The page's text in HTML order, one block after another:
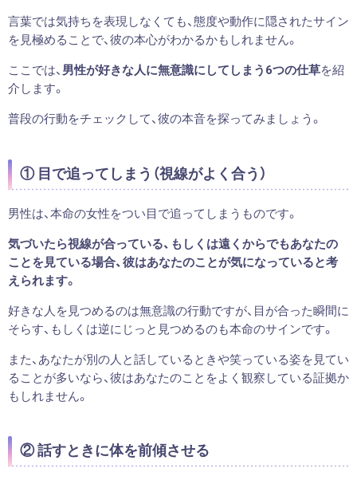
言葉では気持ちを表現しなくても、態度や動作に隠されたサイン
を見極めることで、彼の本心がわかるかもしれません。
ここでは、男性が好きな人に無意識にしてしまう6つの仕草を紹
介します。
普段の行動をチェックして、彼の本音を探ってみましょう。
① 目で追ってしまう（視線がよく合う）
男性は、本命の女性をつい目で追ってしまうものです。
気づいたら視線が合っている、もしくは遠くからでもあなたの
ことを見ている場合、彼はあなたのことが気になっていると考
えられます。
好きな人を見つめるのは無意識の行動ですが、目が合った瞬間に
そらす、もしくは逆にじっと見つめるのも本命のサインです。
また、あなたが別の人と話しているときや笑っている姿を見てい
ることが多いなら、彼はあなたのことをよく観察している証拠か
もしれません。
② 話すときに体を前傾させる